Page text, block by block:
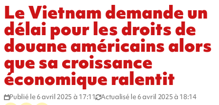
Le Vietnam demande un
délai pour les droits de
douane américains alors
que sa croissance
économique ralentit
Publié le 6 avril 2025 à 17:11 Actualisé le 6 avril 2025 à 18:14